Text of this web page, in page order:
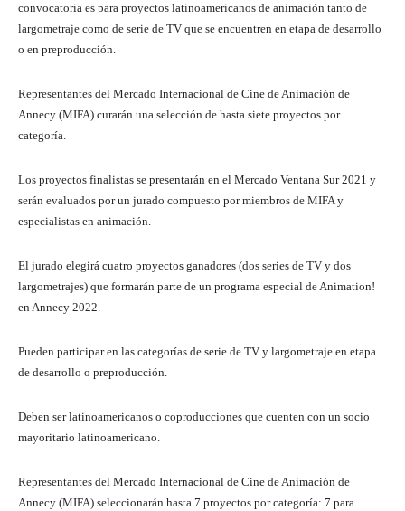
convocatoria es para proyectos latinoamericanos de animación tanto de
largometraje como de serie de TV que se encuentren en etapa de desarrollo
o en preproducción.
Representantes del Mercado Internacional de Cine de Animación de
Annecy (MIFA) curarán una selección de hasta siete proyectos por
categoría.
Los proyectos finalistas se presentarán en el Mercado Ventana Sur 2021 y
serán evaluados por un jurado compuesto por miembros de MIFA y
especialistas en animación.
El jurado elegirá cuatro proyectos ganadores (dos series de TV y dos
largometrajes) que formarán parte de un programa especial de Animation!
en Annecy 2022.
Pueden participar en las categorías de serie de TV y largometraje en etapa
de desarrollo o preproducción.
Deben ser latinoamericanos o coproducciones que cuenten con un socio
mayoritario latinoamericano.
Representantes del Mercado Internacional de Cine de Animación de
Annecy (MIFA) seleccionarán hasta 7 proyectos por categoría: 7 para